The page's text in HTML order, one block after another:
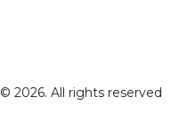
© 2026. All rights reserved